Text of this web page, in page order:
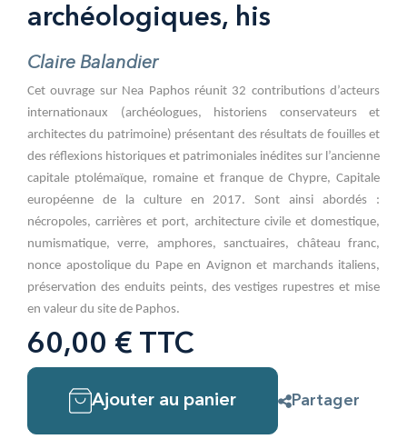
archéologiques, his
Claire Balandier
Cet ouvrage sur Nea Paphos réunit 32 contributions d’acteurs
internationaux (archéologues, historiens conservateurs et
architectes du patrimoine) présentant des résultats de fouilles et
des réflexions historiques et patrimoniales inédites sur l’ancienne
capitale ptolémaïque, romaine et franque de Chypre, Capitale
européenne de la culture en 2017. Sont ainsi abordés :
nécropoles, carrières et port, architecture civile et domestique,
numismatique, verre, amphores, sanctuaires, château franc,
nonce apostolique du Pape en Avignon et marchands italiens,
préservation des enduits peints, des vestiges rupestres et mise
en valeur du site de Paphos.
60,00 € TTC
Ajouter au panier Partager